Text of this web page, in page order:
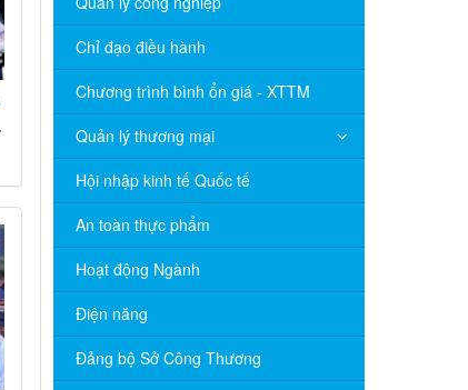
Chỉ đạo điều hành
Chương trình bình ổn giá - XTTM
Quản lý thương mại
Hội nhập kinh tế Quốc tế
An toàn thực phẩm
Hoạt động Ngành
Điện năng
Đảng bộ Sở Công Thương